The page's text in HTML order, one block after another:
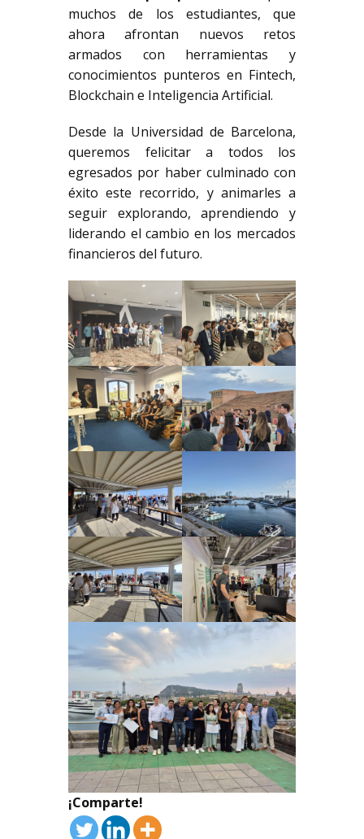
muchos de los estudiantes, que
ahora afrontan nuevos retos
armados con herramientas y
conocimientos punteros en Fintech,
Blockchain e Inteligencia Artificial.
Desde la Universidad de Barcelona,
queremos felicitar a todos los
egresados por haber culminado con
éxito este recorrido, y animarles a
seguir explorando, aprendiendo y
liderando el cambio en los mercados
financieros del futuro.
¡Comparte!